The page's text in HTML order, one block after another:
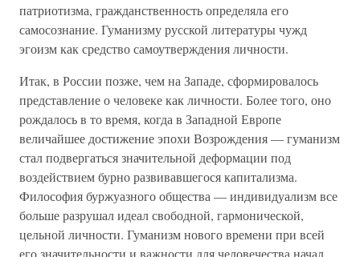
патриотизма, гражданственность определяла его
самосознание. Гуманизму русской литературы чужд
эгоизм как средство самоутверждения личности.
Итак, в России позже, чем на Западе, сформировалось
представление о человеке как личности. Более того, оно
рождалось в то время, когда в Западной Европе
величайшее достижение эпохи Возрождения — гуманизм
стал подвергаться значительной деформации под
воздействием бурно развивавшегося капитализма.
Философия буржуазного общества — индивидуализм все
больше разрушал идеал свободной, гармонической,
цельной личности. Гуманизм нового времени при всей
его значительности и важности для человечества начал